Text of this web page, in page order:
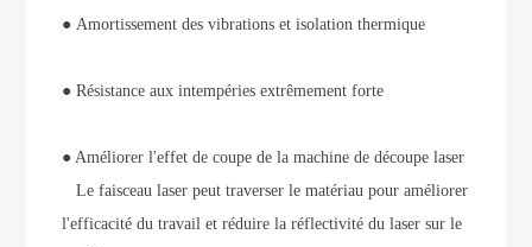
●Amortissement des vibrations et isolation thermique
●Résistance aux intempéries extrêmement forte
● Améliorer l'effet de coupe de la machine de découpe laser
Le faisceau laser peut traverser le matériau pour améliorer
l'efficacité du travail et réduire la réflectivité du laser sur le